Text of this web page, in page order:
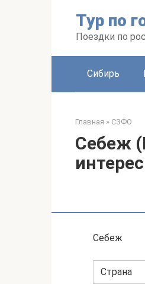
Тур по
Поездки по
Сибирь
Главная » СЗФО
Себеж
Себеж
Страна